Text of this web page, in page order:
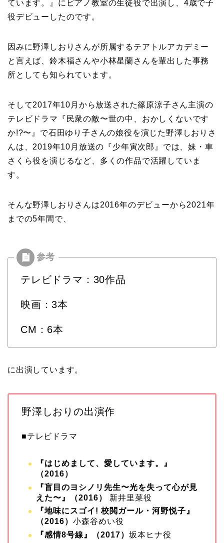
ています。』にピアノ教室の生徒役で出演し、4歳で子
役デビューしたのです。
因みに野澤しおりさんが所属するテアトルアカデミー
と言えば、鈴木福さんや小林星蘭さんを輩出した事務
所としても知られています。
そして2017年10月から放送された篠原涼子さん主演の
テレビドラマ『民衆の敵〜世の中、おかしくないです
か!?〜』で石田ゆり子さんの娘役を演じた野澤しおりさ
んは、2019年10月放送の『少年寅次郎』では、妹・車
さくら役を演じるなど、多くの作品で活躍していま
す。
そんな野澤しおりさんは2016年のデビューから2021年
までの5年間で、
テレビドラマ：30作品
映画：3本
CM：6本
に出演しています。
野澤しおりの出演作
■テレビドラマ
『はじめまして、愛しています。』
（2016）
『盲目のヨシノリ先生〜光を失って心が見
えた〜』（2016）
新井里菜役
『地味にスゴイ! 校閲ガール・河野悦子』
（2016） 小森谷めい役
『感情8号線』（2017） 坂本ヒナ役